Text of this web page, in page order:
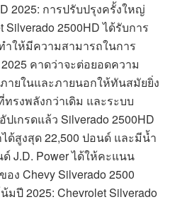
2025: การปรับปรุงครั้งใหญ่
2500HD ได้รับการ
ำให้มีความสามารถในการ
คาดว่าจะต่อยอดความ
ายในและภายนอกให้ทันสมัยยิ่ง
รงพลังกว่าเดิม และระบบ
เกรดแล้ว Silverado 2500HD
ด้สูงสุด 22,500 ปอนด์ และมีน้ำ
J.D. Power ได้ให้คะแนน
Chevy Silverado 2500
มปี 2025: Chevrolet Silverado